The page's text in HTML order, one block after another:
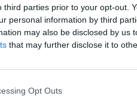
third parties prior to your opt-out.
personal information by third
may also be disclosed by us
that may further disclose it to
Opt Outs
ενοικίου που
στα